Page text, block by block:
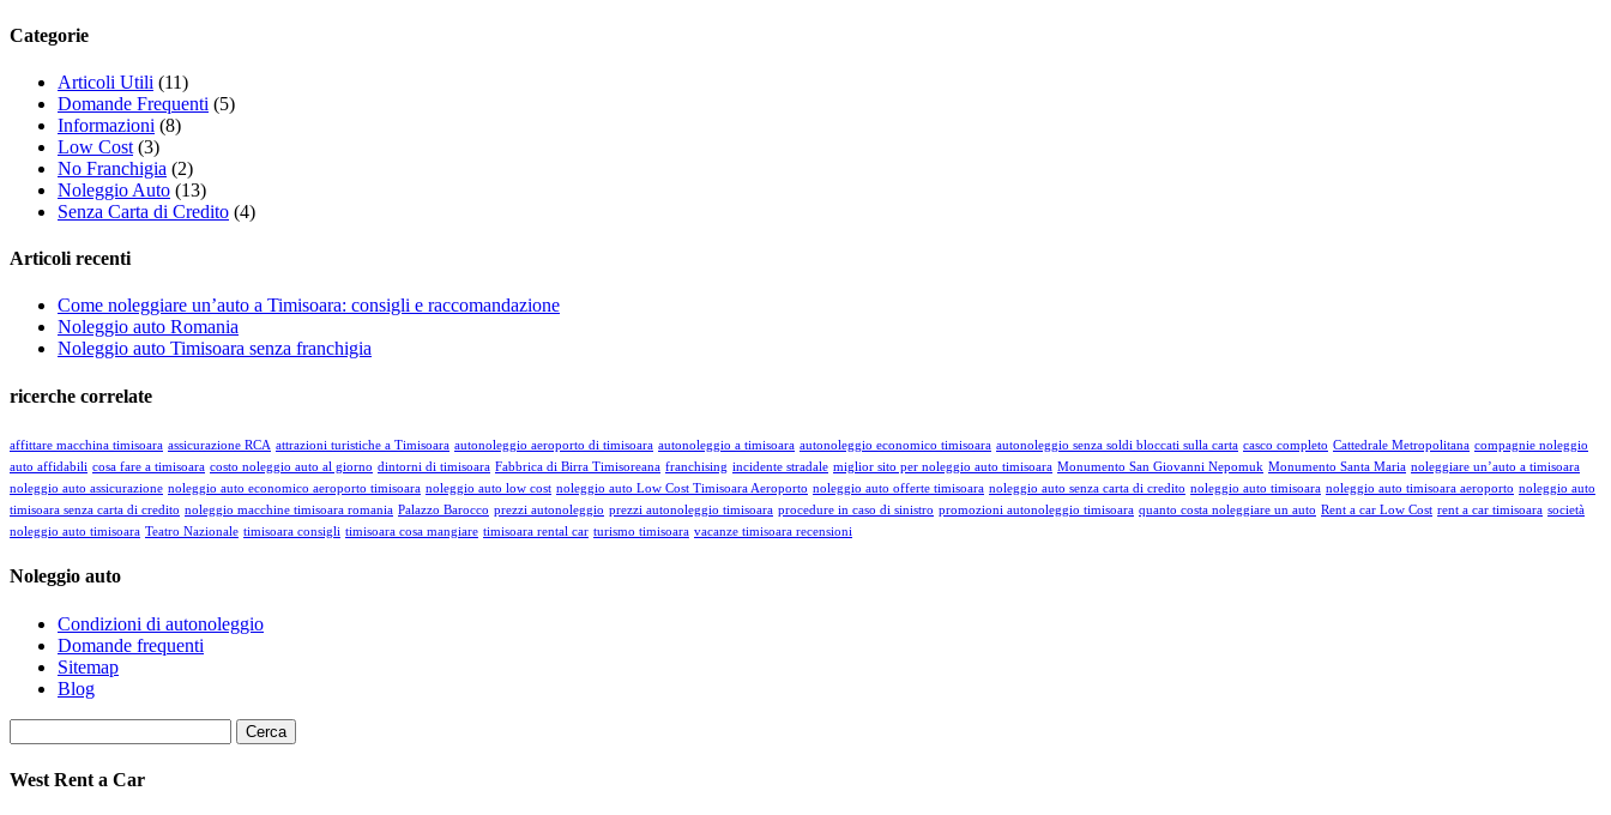
Categorie
Articoli Utili (11)
Domande Frequenti (5)
Informazioni (8)
Low Cost (3)
No Franchigia (2)
Noleggio Auto (13)
Senza Carta di Credito (4)
Articoli recenti
Come noleggiare un’auto a Timisoara: consigli e raccomandazione
Noleggio auto Romania
Noleggio auto Timisoara senza franchigia
ricerche correlate
affittare macchina timisoara assicurazione RCA attrazioni turistiche a Timisoara autonoleggio aeroporto di timisoara autonoleggio a timisoara autonoleggio economico timisoara autonoleggio senza soldi bloccati sulla carta casco completo Cattedrale Metropolitana compagnie noleggio
auto affidabili cosa fare a timisoara costo noleggio auto al giorno dintorni di timisoara Fabbrica di Birra Timisoreana franchising incidente stradale miglior sito per noleggio auto timisoara Monumento San Giovanni Nepomuk Monumento Santa Maria noleggiare un’auto a timisoara
noleggio auto assicurazione noleggio auto economico aeroporto timisoara noleggio auto low cost noleggio auto Low Cost Timisoara Aeroporto noleggio auto offerte timisoara noleggio auto senza carta di credito noleggio auto timisoara noleggio auto timisoara aeroporto noleggio auto
timisoara senza carta di credito noleggio macchine timisoara romania Palazzo Barocco prezzi autonoleggio prezzi autonoleggio timisoara procedure in caso di sinistro promozioni autonoleggio timisoara quanto costa noleggiare un auto Rent a car Low Cost rent a car timisoara società
noleggio auto timisoara Teatro Nazionale timisoara consigli timisoara cosa mangiare timisoara rental car turismo timisoara vacanze timisoara recensioni
Noleggio auto
Condizioni di autonoleggio
Domande frequenti
Sitemap
Blog
per:
West Rent a Car